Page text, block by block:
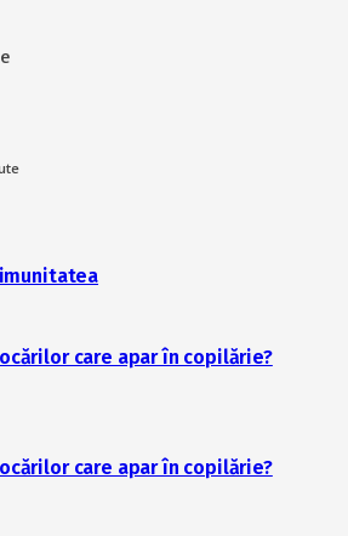
care apar în copilărie?
care apar în copilărie?